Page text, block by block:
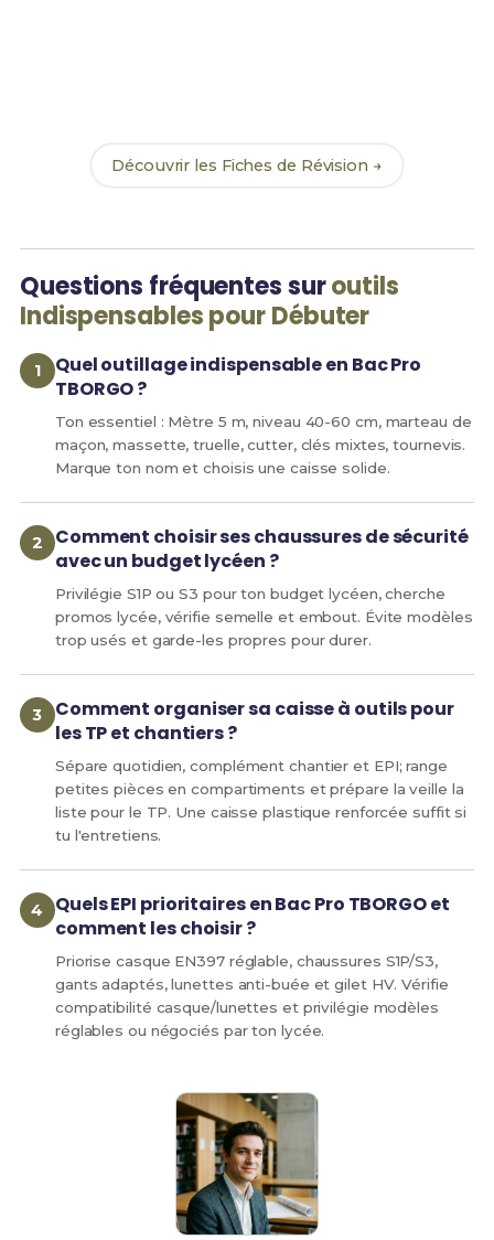
Découvrir les Fiches de Révision →
Questions fréquentes suroutils
Indispensables pour Débuter
Quel outillage indispensable en Bac Pro
TBORGO ?
Ton essentiel : Mètre 5 m, niveau 40-60 cm, marteau de
maçon, massette, truelle, cutter, clés mixtes, tournevis.
Marque ton nom et choisis une caisse solide.
Comment choisir ses chaussures de sécurité
avec un budget lycéen ?
Privilégie S1P ou S3 pour ton budget lycéen, cherche
promos lycée, vérifie semelle et embout. Évite modèles
trop usés et garde-les propres pour durer.
Comment organiser sa caisse à outils pour
les TP et chantiers ?
Sépare quotidien, complément chantier et EPI; range
petites pièces en compartiments et prépare la veille la
liste pour le TP. Une caisse plastique renforcée suffit si
tu l'entretiens.
Quels EPI prioritaires en Bac Pro TBORGO et
comment les choisir ?
Priorise casque EN397 réglable, chaussures S1P/S3,
gants adaptés, lunettes anti-buée et gilet HV. Vérifie
compatibilité casque/lunettes et privilégie modèles
réglables ou négociés par ton lycée.